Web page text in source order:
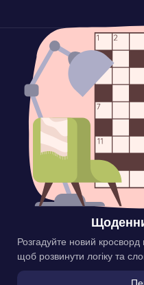
Розгадуйте новий кросворд
щоб розвинути логіку та